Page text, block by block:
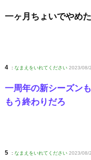
一ヶ月ちょいでやめ
4 : なまえをいれてください 2023/08/
一周年の新シーズン
もう終わりだろ
5 : なまえをいれてください 2023/08/